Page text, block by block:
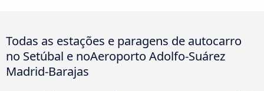
Todas as estações e paragens de autocarro
no Setúbal e noAeroporto Adolfo-Suárez
Madrid-Barajas